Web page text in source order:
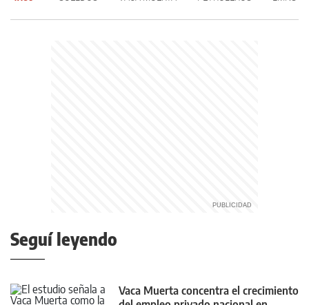
Seguí leyendo
Vaca Muerta concentra el crecimiento